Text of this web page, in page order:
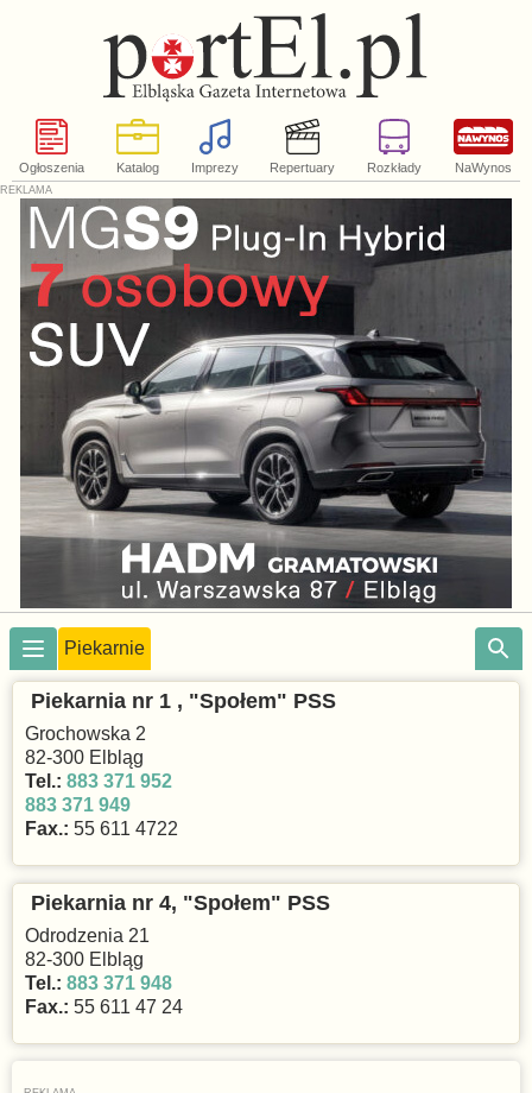
Ogłoszenia Katalog Imprezy Repertuary Rozkłady NaWynos
Piekarnie
Piekarnia nr 1 , "Społem" PSS
Grochowska 2
82-300 Elbląg
Tel.: 883 371 952
883 371 949
Fax.: 55 611 4722
Piekarnia nr 4, "Społem" PSS
Odrodzenia 21
82-300 Elbląg
Tel.: 883 371 948
Fax.: 55 611 47 24